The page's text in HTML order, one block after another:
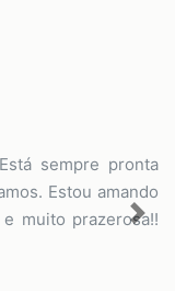
sempre pronta
Estou amando
muito prazerosa!!